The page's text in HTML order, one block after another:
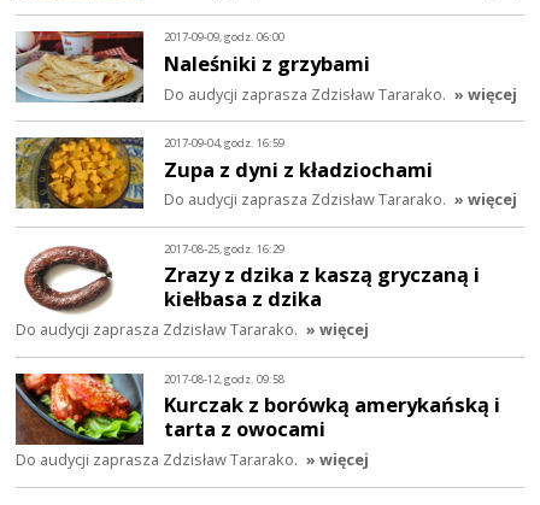
2017-09-09, godz. 06:00
Naleśniki z grzybami
Do audycji zaprasza Zdzisław Tararako. » więcej
2017-09-04, godz. 16:59
Zupa z dyni z kładziochami
Do audycji zaprasza Zdzisław Tararako. » więcej
2017-08-25, godz. 16:29
Zrazy z dzika z kaszą gryczaną i
kiełbasa z dzika
Do audycji zaprasza Zdzisław Tararako. » więcej
2017-08-12, godz. 09:58
Kurczak z borówką amerykańską i
tarta z owocami
Do audycji zaprasza Zdzisław Tararako. » więcej